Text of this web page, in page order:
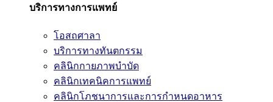
บริการทางการแพทย์
โอสถศาลา
บริการทางทันตกรรม
คลินิกกายภาพบำบัด
คลินิกเทคนิคการแพทย์
คลินิกโภชนาการและการกำหนดอาหาร